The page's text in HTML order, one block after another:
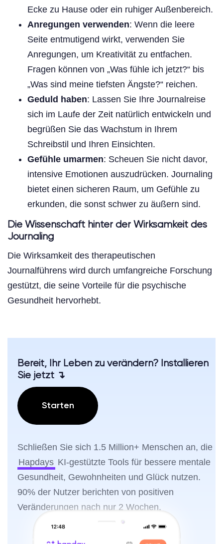
Ecke zu Hause oder ein ruhiger Außenbereich.
Anregungen verwenden: Wenn die leere
Seite entmutigend wirkt, verwenden Sie
Anregungen, um Kreativität zu entfachen.
Fragen können von „Was fühle ich jetzt?“ bis
„Was sind meine tiefsten Ängste?“ reichen.
Geduld haben: Lassen Sie Ihre Journalreise
sich im Laufe der Zeit natürlich entwickeln und
begrüßen Sie das Wachstum in Ihrem
Schreibstil und Ihren Einsichten.
Gefühle umarmen: Scheuen Sie nicht davor,
intensive Emotionen auszudrücken. Journaling
bietet einen sicheren Raum, um Gefühle zu
erkunden, die sonst schwer zu äußern sind.
Die Wissenschaft hinter der Wirksamkeit des
Journaling
Die Wirksamkeit des therapeutischen
Journalführens wird durch umfangreiche Forschung
gestützt, die seine Vorteile für die psychische
Gesundheit hervorhebt.
Bereit, Ihr Leben zu verändern? Installieren
Sie jetzt ↴
Starten
Schließen Sie sich 1.5 Million+ Menschen an, die
Hapdays KI-gestützte Tools für bessere mentale
Gesundheit, Gewohnheiten und Glück nutzen.
90% der Nutzer berichten von positiven
Veränderungen nach nur 2 Wochen.